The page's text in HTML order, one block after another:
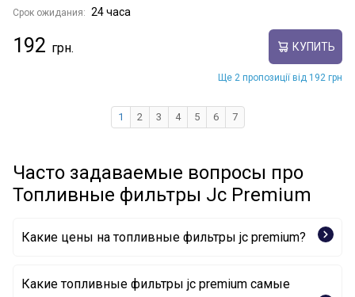
Срок ожидания: 24 часа
192 КУПИТЬ
Ще 2 пропозиції від 192 грн
1 2 3 4 5 6 7
Часто задаваемые вопросы про
Топливные фильтры Jc Premium
Какие цены на топливные фильтры jc premium?
Какие топливные фильтры jc premium самые